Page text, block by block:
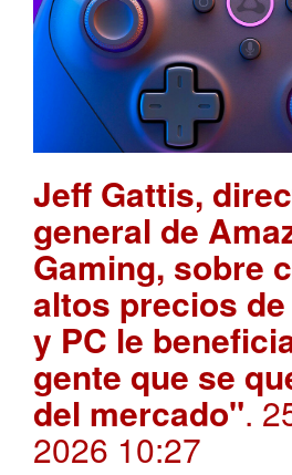
Jeff Gattis,
general de
Gaming, sobre
altos precios
y PC le
gente que se
del mercado".
2026 10:27